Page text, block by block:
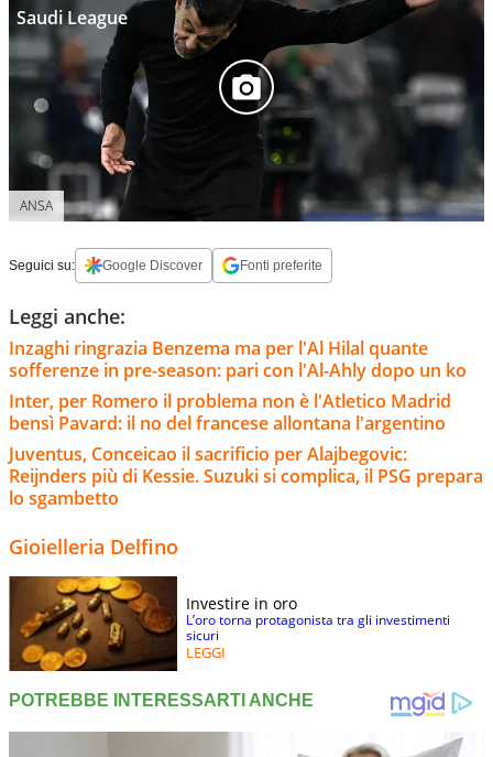
Saudi League
ANSA
Seguici su: Google Discover Fonti preferite
Leggi anche:
Inzaghi ringrazia Benzema ma per l'Al Hilal quante
sofferenze in pre-season: pari con l'Al-Ahly dopo un ko
Inter, per Romero il problema non è l'Atletico Madrid
bensì Pavard: il no del francese allontana l'argentino
Juventus, Conceicao il sacrificio per Alajbegovic:
Reijnders più di Kessie. Suzuki si complica, il PSG prepara
lo sgambetto
Gioielleria Delfino
Investire in oro
L’oro torna protagonista tra gli investimenti
sicuri
LEGGI